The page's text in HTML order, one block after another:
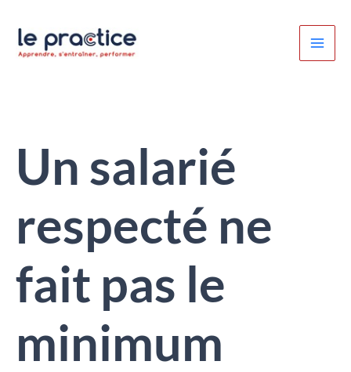
contenu
Un salarié
respecté ne
fait pas le
minimum